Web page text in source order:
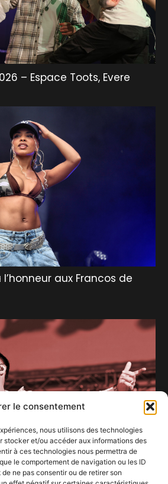
le consentement
nous utilisons des technologies
stocker et/ou accéder aux informations des
à ces technologies nous permettra de
le comportement de navigation ou les ID
ne pas consentir ou de retirer son
– Espace Toots, Evere
aux Francos de